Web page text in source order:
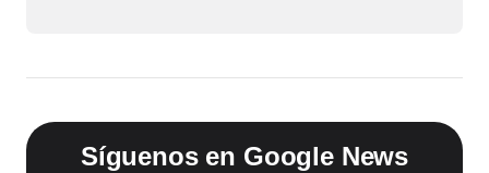
Síguenos en Google News